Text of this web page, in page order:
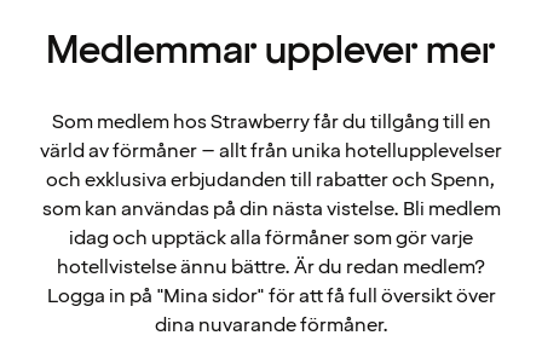
Medlemmar upplever mer
Som medlem hos Strawberry får du tillgång till en
värld av förmåner – allt från unika hotellupplevelser
och exklusiva erbjudanden till rabatter och Spenn,
som kan användas på din nästa vistelse. Bli medlem
idag och upptäck alla förmåner som gör varje
hotellvistelse ännu bättre. Är du redan medlem?
Logga in på "Mina sidor" för att få full översikt över
dina nuvarande förmåner.